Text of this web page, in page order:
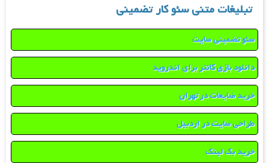
تبلیغات متنی سئو کار تضمینی
سئو تضمینی سایت
دانلود بازی کانتر برای اندروید
خرید ضایعات در تهران
طراحی سایت در اردبیل
خرید بک لینک